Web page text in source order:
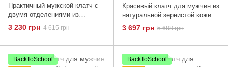
Практичный мужской клатч с
двумя отделениями из
натуральной кожи BOND 22027
3 230 грн 4 615 грн
Красивый клатч для мужчин из
натуральной зернистой кожи
CANPELLINI 21553 Коричневый
3 697 грн 5 688 грн
BackToSchool
BackToSchool